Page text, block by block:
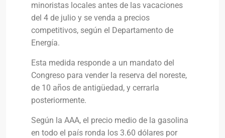
minoristas locales antes de las vacaciones
del 4 de julio y se venda a precios
competitivos, según el Departamento de
Energía.
Esta medida responde a un mandato del
Congreso para vender la reserva del noreste,
de 10 años de antigüedad, y cerrarla
posteriormente.
Según la AAA, el precio medio de la gasolina
en todo el país ronda los 3.60 dólares por